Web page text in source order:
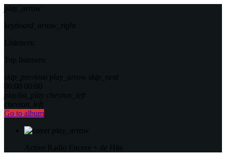
play_arrow
keyboard_arrow_right
Listeners:
Top listeners:
skip_previous play_arrow skip_next
00:00 00:00
playlist_play chevron_left
chevron_left
Go to album
play_arrow
Active Radio Encore + de Hits